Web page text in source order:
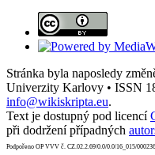
Stránka byla naposledy
Univerzity Karlovy • ISSN
info@wikiskripta.eu.
Text je dostupný pod licencí
při dodržení případných
Podpořeno OP VVV č. CZ.02.2.69/0.0/0.0/16_015/